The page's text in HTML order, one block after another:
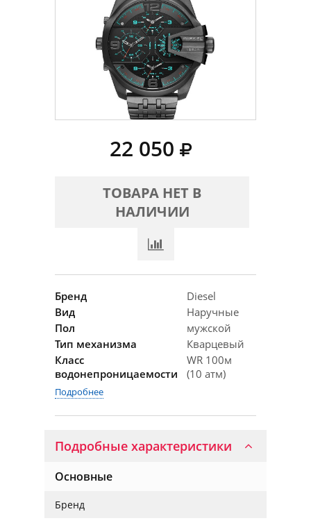
22 050
ТОВАРА НЕТ В
НАЛИЧИИ
Бренд
Diesel
Вид
Наручные
Пол
мужской
Тип механизма
Кварцевый
Класс
водонепроницаемости
WR 100м
(10 атм)
Подробнее
Подробные характеристики
Основные
Бренд